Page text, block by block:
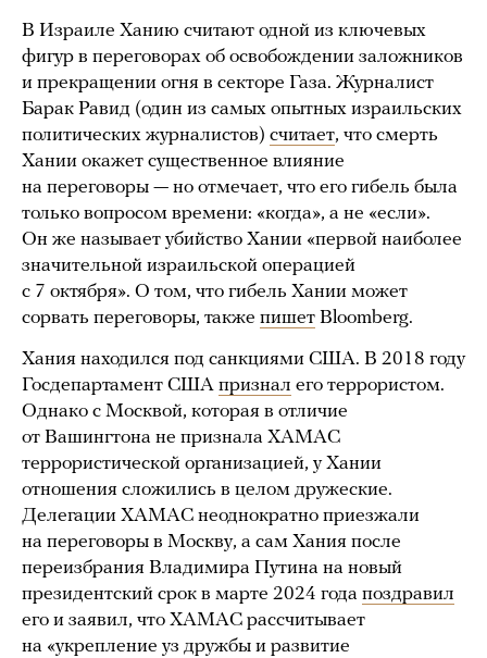
В Израиле Ханию считают одной из ключевых
фигур в переговорах об освобождении заложников
и прекращении огня в секторе Газа. Журналист
Барак Равид (один из самых опытных израильских
политических журналистов) считает, что смерть
Хании окажет существенное влияние
на переговоры — но отмечает, что его гибель была
только вопросом времени: «когда», а не «если».
Он же называет убийство Хании «первой наиболее
значительной израильской операцией
с 7 октября». О том, что гибель Хании может
сорвать переговоры, также пишет Bloomberg.
Хания находился под санкциями США. В 2018 году
Госдепартамент США признал его террористом.
Однако с Москвой, которая в отличие
от Вашингтона не признала ХАМАС
террористической организацией, у Хании
отношения сложились в целом дружеские.
Делегации ХАМАС неоднократно приезжали
на переговоры в Москву, а сам Хания после
переизбрания Владимира Путина на новый
президентский срок в марте 2024 года поздравил
его и заявил, что ХАМАС рассчитывает
на «укрепление уз дружбы и развитие